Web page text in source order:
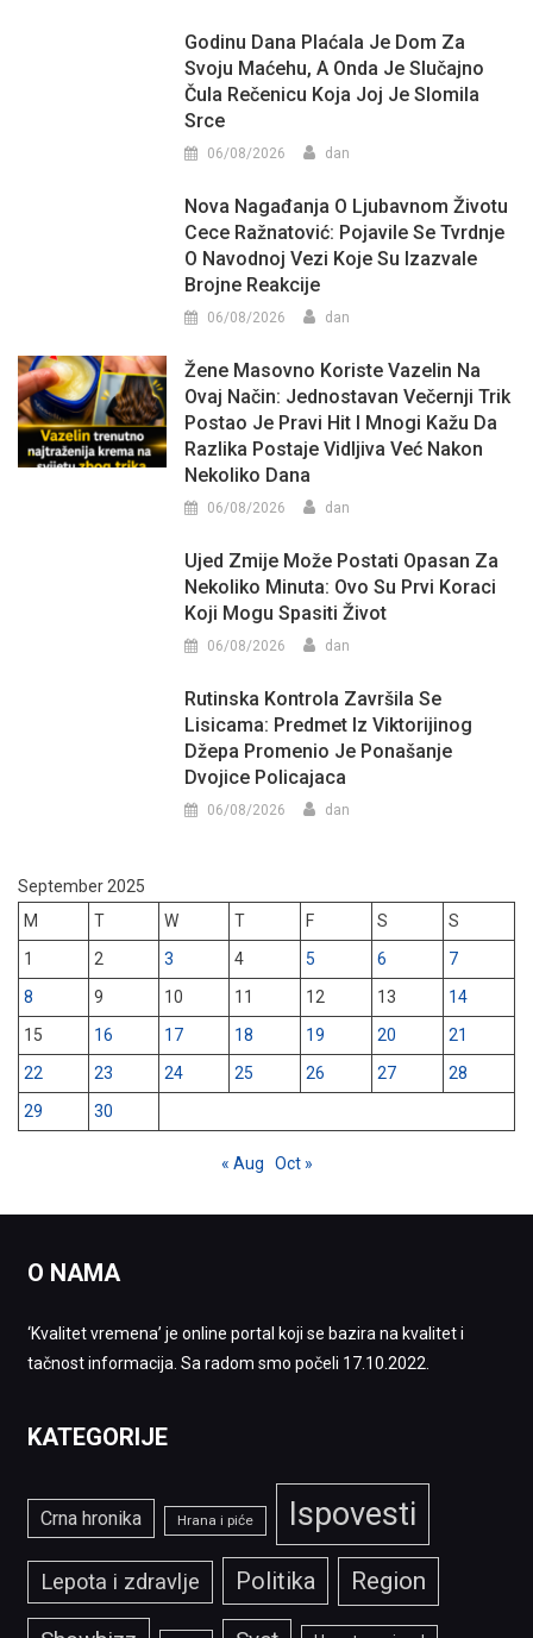
Godinu Dana Plaćala Je Dom Za
Svoju Maćehu, A Onda Je Slučajno
Čula Rečenicu Koja Joj Je Slomila
Srce
06/08/2026 dan
Nova Nagađanja O Ljubavnom Životu
Cece Ražnatović: Pojavile Se Tvrdnje
O Navodnoj Vezi Koje Su Izazvale
Brojne Reakcije
06/08/2026 dan
Žene Masovno Koriste Vazelin Na
Ovaj Način: Jednostavan Večernji Trik
Postao Je Pravi Hit I Mnogi Kažu Da
Razlika Postaje Vidljiva Već Nakon
Nekoliko Dana
06/08/2026 dan
Ujed Zmije Može Postati Opasan Za
Nekoliko Minuta: Ovo Su Prvi Koraci
Koji Mogu Spasiti Život
06/08/2026 dan
Rutinska Kontrola Završila Se
Lisicama: Predmet Iz Viktorijinog
Džepa Promenio Je Ponašanje
Dvojice Policajaca
06/08/2026 dan
September 2025
M
T W T F S
S
1
2 3 4 5 6
7
8
9 10 11 12 13
14
15
16 17 18 19 20
21
22
23 24 25 26 27
28
29
30
« Aug Oct »
O NAMA
‘Kvalitet vremena’ je online portal koji se bazira na kvalitet i
tačnost informacija. Sa radom smo počeli 17.10.2022.
KATEGORIJE
Crna hronika Hrana i piće Ispovesti
Lepota i zdravlje Politika Region